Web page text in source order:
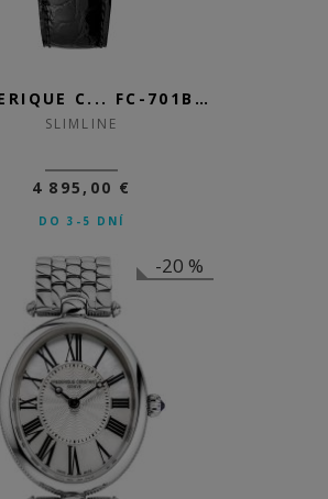
FREDERIQUE C... FC-701BSD3SD6
SLIMLINE
4 895,00 €
DO 3-5 DNÍ
-20 %